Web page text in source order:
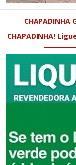
CHAPADINHA
CHAPADINHA!